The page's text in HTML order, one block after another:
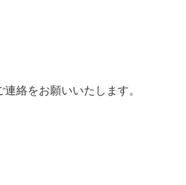
絡をお願いいたします。